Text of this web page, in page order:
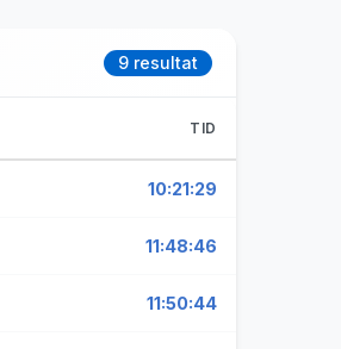
9 resultat
TID
10:21:29
11:48:46
11:50:44